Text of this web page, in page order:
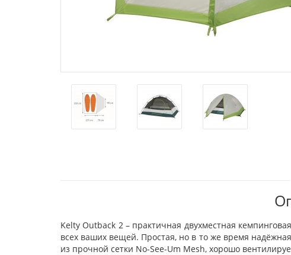
Kelty Outback 2 – практичная двухместная
всех ваших вещей. Простая, но в то же время
из прочной сетки No-See-Um Mesh, хорошо